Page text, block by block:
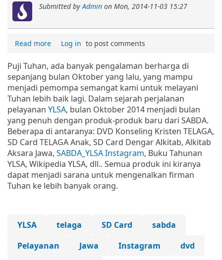
Submitted by Admin on Mon, 2014-11-03 15:27
Read more Log in to post comments
Puji Tuhan, ada banyak pengalaman berharga di
sepanjang bulan Oktober yang lalu, yang mampu
menjadi pemompa semangat kami untuk melayani
Tuhan lebih baik lagi. Dalam sejarah perjalanan
pelayanan YLSA, bulan Oktober 2014 menjadi bulan
yang penuh dengan produk-produk baru dari SABDA.
Beberapa di antaranya: DVD Konseling Kristen TELAGA,
SD Card TELAGA Anak, SD Card Dengar Alkitab, Alkitab
Aksara Jawa, SABDA_YLSA Instagram, Buku Tahunan
YLSA, Wikipedia YLSA, dll.. Semua produk ini kiranya
dapat menjadi sarana untuk mengenalkan firman
Tuhan ke lebih banyak orang.
YLSA telaga SD Card
sabda
Pelayanan
Jawa Instagram
dvd